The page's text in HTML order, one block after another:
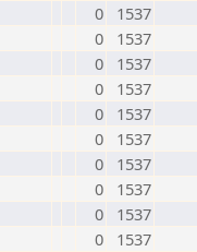
0
1537
0
1537
0
1537
0
1537
0
1537
0
1537
0
1537
0
1537
0
1537
0
1537